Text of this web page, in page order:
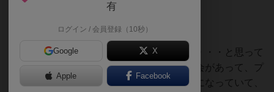
レーティングが非公開に設定されたユーザー
ルールだけみると「フラッシュ」の亜種か・・・と思って
スルーしていたが、たまたまプレイする機会があって、プ
レイしたら、想像以上に現代的なバランスになっていて、
有
ログイン / 会員登録（10秒）
Google X
Apple Facebook